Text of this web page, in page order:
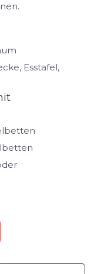
Esstafel,